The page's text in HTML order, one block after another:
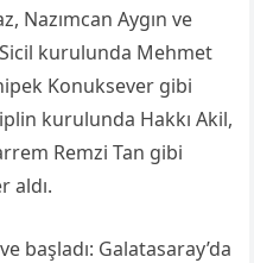
Nazımcan Aygın ve
kurulunda Mehmet
Konuksever gibi
kurulunda Hakkı Akil,
Remzi Tan gibi
aldı.
başladı: Galatasaray’da